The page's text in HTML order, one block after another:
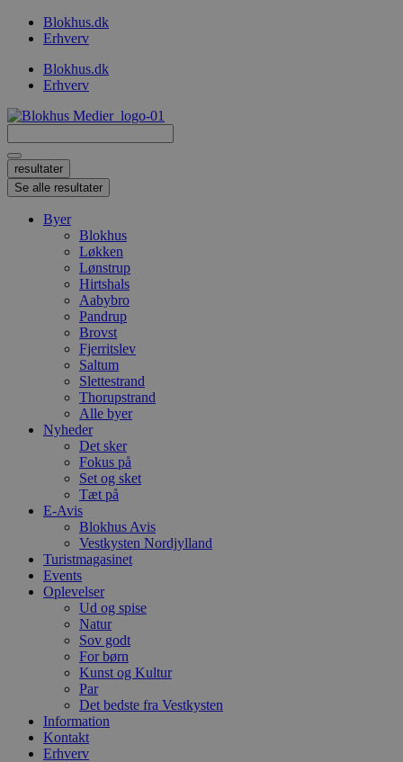
VidereBlokhus.dk
Erhverv
Blokhus.dk
Erhverv
...
resultater
Se alle resultater
Byer
Blokhus
Løkken
Lønstrup
Hirtshals
Aabybro
Pandrup
Brovst
Fjerritslev
Saltum
Slettestrand
Thorupstrand
Alle byer
Nyheder
Det sker
Fokus på
Set og sket
Tæt på
E-Avis
Blokhus Avis
Vestkysten Nordjylland
Turistmagasinet
Events
Oplevelser
Ud og spise
Natur
Sov godt
For børn
Kunst og Kultur
Par
Det bedste fra Vestkysten
Information
Kontakt
Erhverv